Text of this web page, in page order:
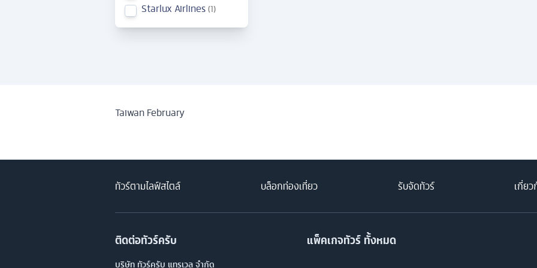
Starlux Airlines 1
Taiwan February
ทัวร์ตามไลฟ์สไตล์ บล็อกท่องเที่ยว รับจัดทัวร์ เกี่ยว
ติดต่อทัวร์ครับ
บริษัท ทัวร์ครับ แทรเวล จำกัด
แพ็คเกจทัวร์ ทั้งหมด